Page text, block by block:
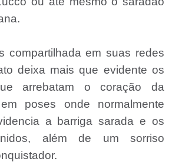
compartilhada em suas redes
deixa mais que evidente os
arrebatam o coração da
poses onde normalmente
a barriga sarada e os
além de um sorriso